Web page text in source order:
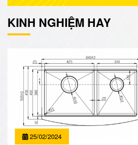
KINH NGHIỆM HAY
25/02/2024